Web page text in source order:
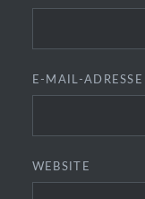
E-MAIL-ADRESSE
WEBSITE